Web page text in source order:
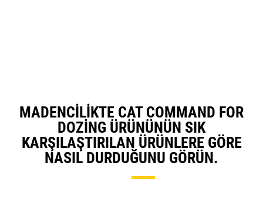
MADENCILIKTE CAT COMMAND FOR
DOZING ÜRÜNÜNÜN SIK
KARŞILAŞTIRILAN ÜRÜNLERE GÖRE
NASIL DURDUĞUNU GÖRÜN.